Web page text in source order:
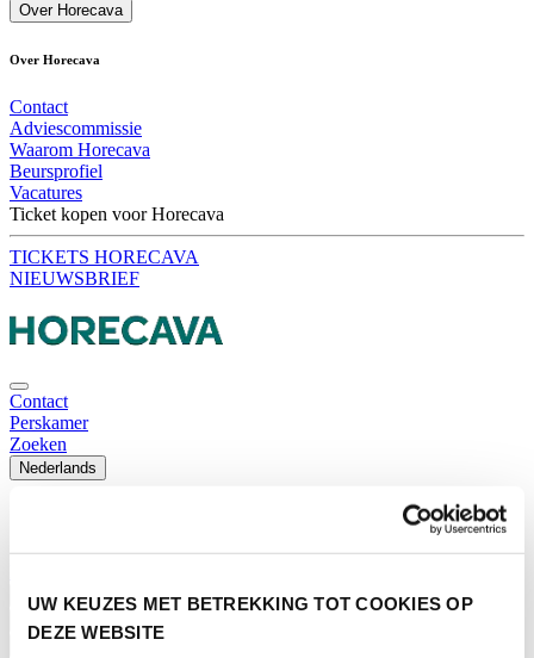
UW KEUZES MET BETREKKING TOT COOKIES OP
DEZE WEBSITE
Over Horecava
Over Horecava
Contact
Adviescommissie
Waarom Horecava
Beursprofiel
Vacatures
Ticket kopen voor Horecava
TICKETS HORECAVA
NIEUWSBRIEF
Contact
Perskamer
Zoeken
Nederlands
Nieuws
Adverteren